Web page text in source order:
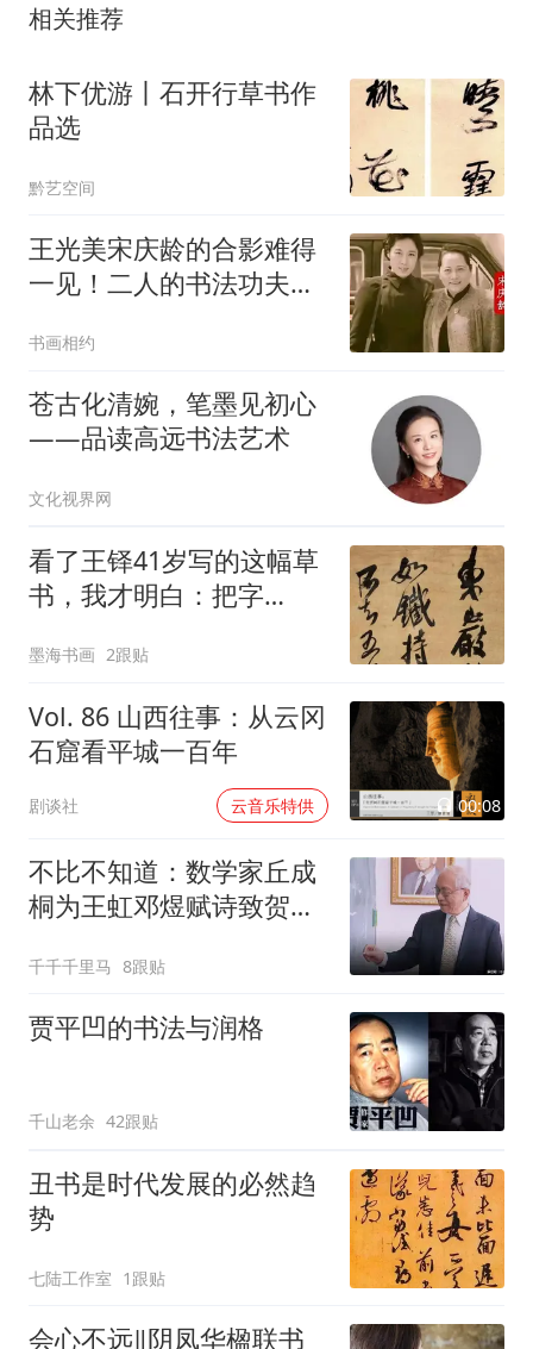
相关推荐
林下优游丨石开行草书作
品选
黔艺空间
王光美宋庆龄的合影难得
一见！二人的书法功夫深
板至极，行书不足观？
书画相约
苍古化清婉，笔墨见初心
——品读高远书法艺术
文化视界网
看了王铎41岁写的这幅草
书，我才明白：把字
墨海书画 2跟贴
Vol. 86 山西往事：从云冈
石窟看平城一百年
剧谈社 云音乐特供 00:08
不比不知道：数学家丘成
桐为王虹邓煜赋诗致贺，
千千千里马 8跟贴
贾平凹的书法与润格
千山老余 42跟贴
丑书是时代发展的必然趋
势
七陆工作室 1跟贴
会心不远‖阴凤华楹联书